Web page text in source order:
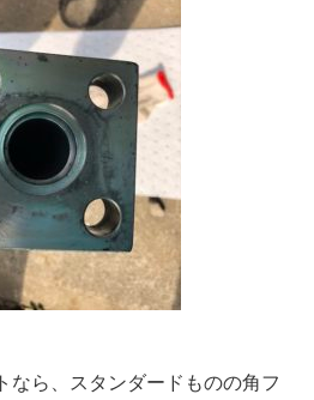
なら、スタンダードものの角フ